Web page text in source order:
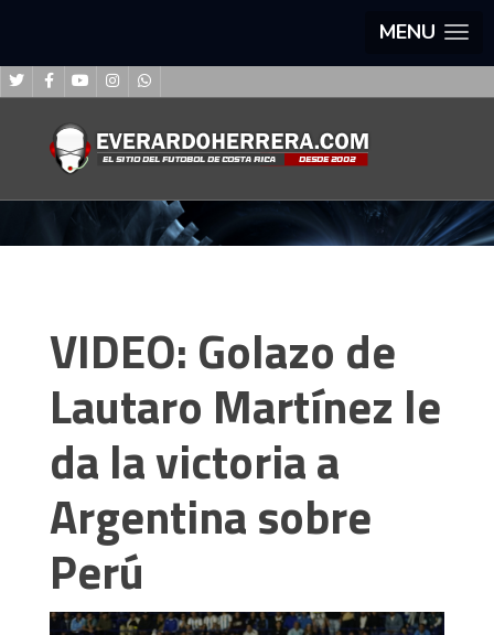
MENU
VIDEO: Golazo de
Lautaro Martínez le
da la victoria a
Argentina sobre
Perú